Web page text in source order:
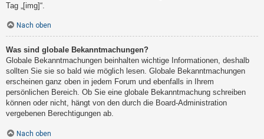
Tag „[img]“.
Nach oben
Was sind globale Bekanntmachungen?
Globale Bekanntmachungen beinhalten wichtige Informationen, deshalb
sollten Sie sie so bald wie möglich lesen. Globale Bekanntmachungen
erscheinen ganz oben in jedem Forum und ebenfalls in Ihrem
persönlichen Bereich. Ob Sie eine globale Bekanntmachung schreiben
können oder nicht, hängt von den durch die Board-Administration
vergebenen Berechtigungen ab.
Nach oben